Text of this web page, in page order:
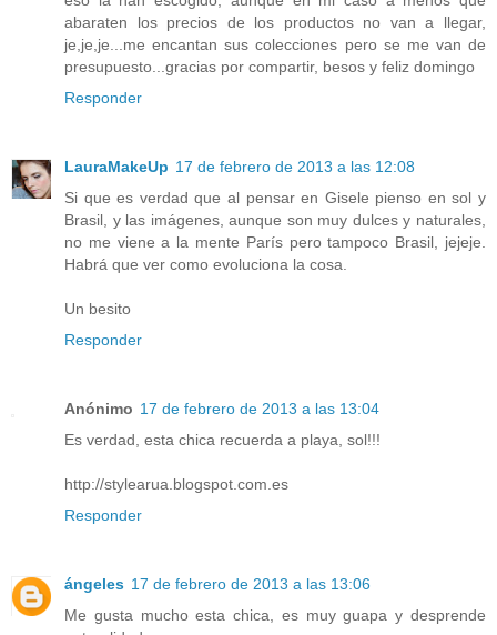
abaraten los precios de los productos no van a llegar,
je,je,je...me encantan sus colecciones pero se me van de
presupuesto...gracias por compartir, besos y feliz domingo
Responder
LauraMakeUp 17 de febrero de 2013 a las 12:08
Si que es verdad que al pensar en Gisele pienso en sol y
Brasil, y las imágenes, aunque son muy dulces y naturales,
no me viene a la mente París pero tampoco Brasil, jejeje.
Habrá que ver como evoluciona la cosa.
Un besito
Responder
Anónimo 17 de febrero de 2013 a las 13:04
Es verdad, esta chica recuerda a playa, sol!!!
http://stylearua.blogspot.com.es
Responder
ángeles 17 de febrero de 2013 a las 13:06
Me gusta mucho esta chica, es muy guapa y desprende